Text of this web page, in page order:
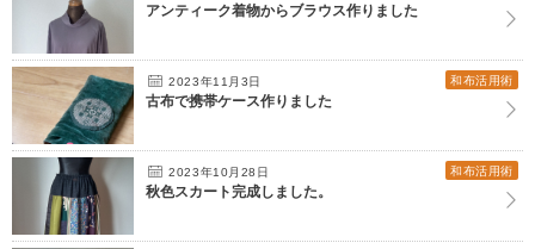
アンティーク着物からブラウス作りました
2023年11月3日 和布活用術
古布で携帯ケース作りました
2023年10月28日 和布活用術
秋色スカート完成しました。